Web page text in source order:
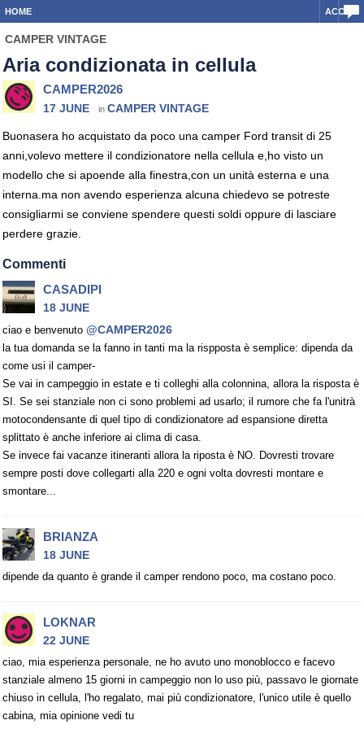
HOME ACCEDI
CAMPER VINTAGE
Aria condizionata in cellula
CAMPER2026
17 JUNE in CAMPER VINTAGE
Buonasera ho acquistato da poco una camper Ford transit di 25
anni,volevo mettere il condizionatore nella cellula e,ho visto un
modello che si apoende alla finestra,con un unità esterna e una
interna.ma non avendo esperienza alcuna chiedevo se potreste
consigliarmi se conviene spendere questi soldi oppure di lasciare
perdere grazie.
Commenti
CASADIPI
18 JUNE
ciao e benvenuto @CAMPER2026
la tua domanda se la fanno in tanti ma la rispposta è semplice: dipenda da
come usi il camper-
Se vai in campeggio in estate e ti colleghi alla colonnina, allora la risposta è
SI. Se sei stanziale non ci sono problemi ad usarlo; il rumore che fa l'unitrà
motocondensante di quel tipo di condizionatore ad espansione diretta
splittato è anche inferiore ai clima di casa.
Se invece fai vacanze itineranti allora la riposta è NO. Dovresti trovare
sempre posti dove collegarti alla 220 e ogni volta dovresti montare e
smontare...
BRIANZA
18 JUNE
dipende da quanto è grande il camper rendono poco, ma costano poco.
LOKNAR
22 JUNE
ciao, mia esperienza personale, ne ho avuto uno monoblocco e facevo
stanziale almeno 15 giorni in campeggio non lo uso più, passavo le giornate
chiuso in cellula, l'ho regalato, mai più condizionatore, l'unico utile è quello
cabina, mia opinione vedi tu